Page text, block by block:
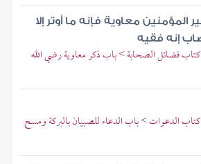
معاوية فإنه ما أوتر إلا
إنه فقيه
فضائل الصحابة > باب ذكر معاوية رضي الله
الدعوات > باب الدعاء للصبيان بالبركة ومسح